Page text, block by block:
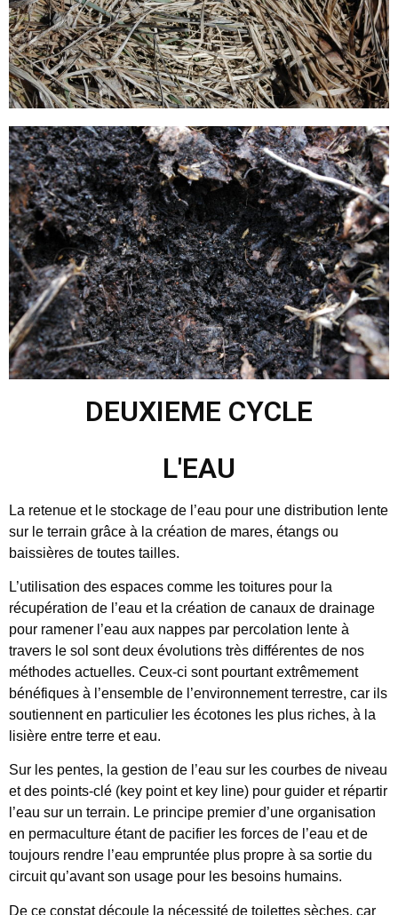
DEUXIEME CYCLE
L'EAU
La retenue et le stockage de l’eau pour une distribution lente
sur le terrain grâce à la création de mares, étangs ou
baissières de toutes tailles.
L’utilisation des espaces comme les toitures pour la
récupération de l’eau et la création de canaux de drainage
pour ramener l’eau aux nappes par percolation lente à
travers le sol sont deux évolutions très différentes de nos
méthodes actuelles. Ceux-ci sont pourtant extrêmement
bénéfiques à l’ensemble de l’environnement terrestre, car ils
soutiennent en particulier les écotones les plus riches, à la
lisière entre terre et eau.
Sur les pentes, la gestion de l’eau sur les courbes de niveau
et des points-clé (key point et key line) pour guider et répartir
l’eau sur un terrain. Le principe premier d’une organisation
en permaculture étant de pacifier les forces de l’eau et de
toujours rendre l’eau empruntée plus propre à sa sortie du
circuit qu’avant son usage pour les besoins humains.
De ce constat découle la nécessité de toilettes sèches, car